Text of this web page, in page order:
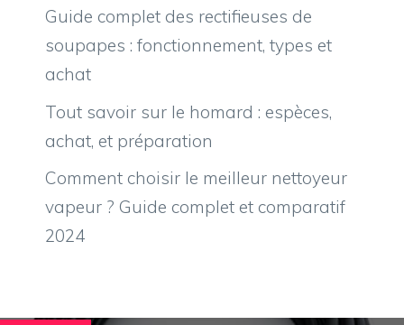
Guide complet des rectifieuses de
soupapes : fonctionnement, types et
achat
Tout savoir sur le homard : espèces,
achat, et préparation
Comment choisir le meilleur nettoyeur
vapeur ? Guide complet et comparatif
2024